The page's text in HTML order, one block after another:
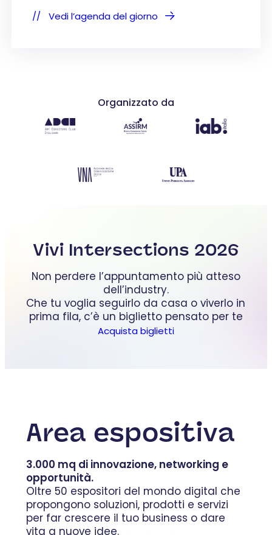
Vedi l’agenda del giorno
Organizzato da
Vivi Intersections 2026
Non perdere l’appuntamento più atteso
dell’industry.
Che tu voglia seguirlo da casa o viverlo in
prima fila, c’è un biglietto pensato per te
Acquista biglietti
Area espositiva
3.000 mq di innovazione, networking e
opportunità.
Oltre 50 espositori del mondo digital che
propongono soluzioni, prodotti e servizi
per far crescere il tuo business o dare
vita a nuove idee.